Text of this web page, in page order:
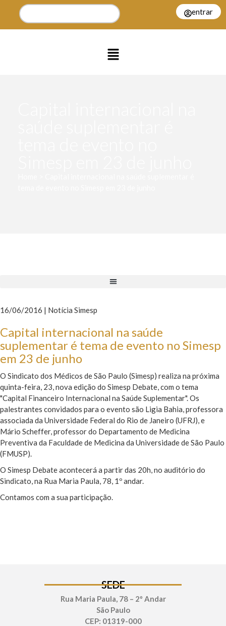
entrar
16/06/2016 | Notícia Simesp
Capital internacional na saúde
suplementar é tema de evento no Simesp
em 23 de junho
O Sindicato dos Médicos de São Paulo (Simesp) realiza na próxima
quinta-feira, 23, nova edição do Simesp Debate, com o tema
"Capital Financeiro Internacional na Saúde Suplementar". Os
palestrantes convidados para o evento são Ligia Bahia, professora
associada da Universidade Federal do Rio de Janeiro (UFRJ), e
Mário Scheffer, professor do Departamento de Medicina
Preventiva da Faculdade de Medicina da Universidade de São Paulo
(FMUSP).
O Simesp Debate acontecerá a partir das 20h, no auditório do
Sindicato, na Rua Maria Paula, 78, 1º andar.
Contamos com a sua participação.
SEDE
Rua Maria Paula, 78 – 2º Andar
São Paulo
CEP: 01319-000